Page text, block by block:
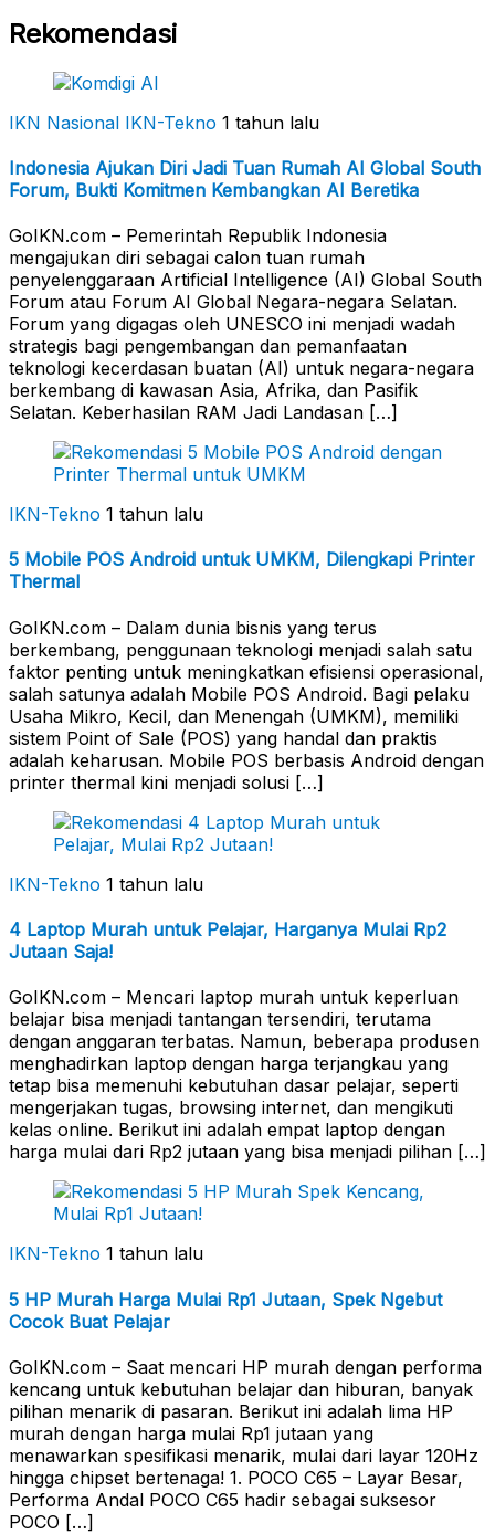
Rekomendasi
IKN Nasional IKN-Tekno 1 tahun lalu
Indonesia Ajukan Diri Jadi Tuan Rumah AI Global South
Forum, Bukti Komitmen Kembangkan AI Beretika
GoIKN.com – Pemerintah Republik Indonesia
mengajukan diri sebagai calon tuan rumah
penyelenggaraan Artificial Intelligence (AI) Global South
Forum atau Forum AI Global Negara-negara Selatan.
Forum yang digagas oleh UNESCO ini menjadi wadah
strategis bagi pengembangan dan pemanfaatan
teknologi kecerdasan buatan (AI) untuk negara-negara
berkembang di kawasan Asia, Afrika, dan Pasifik
Selatan. Keberhasilan RAM Jadi Landasan […]
IKN-Tekno 1 tahun lalu
5 Mobile POS Android untuk UMKM, Dilengkapi Printer
Thermal
GoIKN.com – Dalam dunia bisnis yang terus
berkembang, penggunaan teknologi menjadi salah satu
faktor penting untuk meningkatkan efisiensi operasional,
salah satunya adalah Mobile POS Android. Bagi pelaku
Usaha Mikro, Kecil, dan Menengah (UMKM), memiliki
sistem Point of Sale (POS) yang handal dan praktis
adalah keharusan. Mobile POS berbasis Android dengan
printer thermal kini menjadi solusi […]
IKN-Tekno 1 tahun lalu
4 Laptop Murah untuk Pelajar, Harganya Mulai Rp2
Jutaan Saja!
GoIKN.com – Mencari laptop murah untuk keperluan
belajar bisa menjadi tantangan tersendiri, terutama
dengan anggaran terbatas. Namun, beberapa produsen
menghadirkan laptop dengan harga terjangkau yang
tetap bisa memenuhi kebutuhan dasar pelajar, seperti
mengerjakan tugas, browsing internet, dan mengikuti
kelas online. Berikut ini adalah empat laptop dengan
harga mulai dari Rp2 jutaan yang bisa menjadi pilihan […]
IKN-Tekno 1 tahun lalu
5 HP Murah Harga Mulai Rp1 Jutaan, Spek Ngebut
Cocok Buat Pelajar
GoIKN.com – Saat mencari HP murah dengan performa
kencang untuk kebutuhan belajar dan hiburan, banyak
pilihan menarik di pasaran. Berikut ini adalah lima HP
murah dengan harga mulai Rp1 jutaan yang
menawarkan spesifikasi menarik, mulai dari layar 120Hz
hingga chipset bertenaga! 1. POCO C65 – Layar Besar,
Performa Andal POCO C65 hadir sebagai suksesor
POCO […]